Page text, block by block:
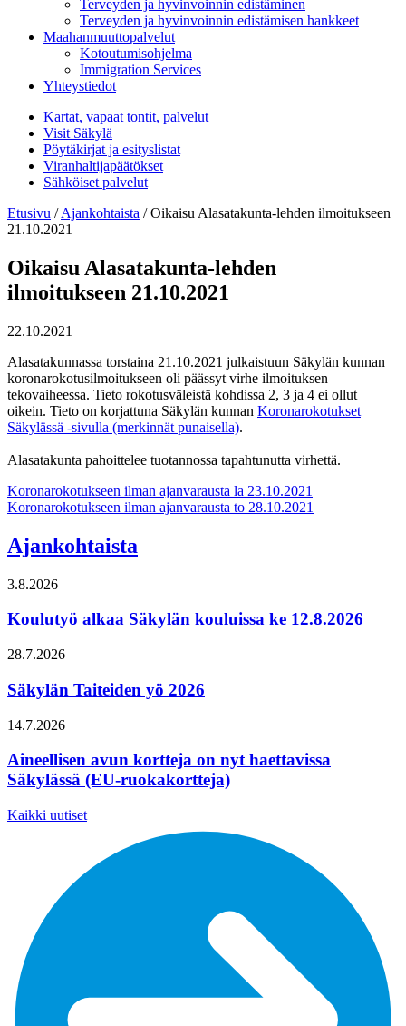
Terveyden ja hyvinvoinnin edistäminen
Terveyden ja hyvinvoinnin edistämisen hankkeet
Maahanmuuttopalvelut
Kotoutumisohjelma
Immigration Services
Yhteystiedot
Kartat, vapaat tontit, palvelut
Visit Säkylä
Pöytäkirjat ja esityslistat
Viranhaltijapäätökset
Sähköiset palvelut
Etusivu /Ajankohtaista /Oikaisu Alasatakunta-lehden ilmoitukseen
21.10.2021
Oikaisu Alasatakunta-lehden
ilmoitukseen 21.10.2021
22.10.2021
Alasatakunnassa torstaina 21.10.2021 julkaistuun Säkylän kunnan
koronarokotusilmoitukseen oli päässyt virhe ilmoituksen
tekovaiheessa. Tieto rokotusväleistä kohdissa 2, 3 ja 4 ei ollut
oikein. Tieto on korjattuna Säkylän kunnan Koronarokotukset
Säkylässä -sivulla (merkinnät punaisella).
Alasatakunta pahoittelee tuotannossa tapahtunutta virhettä.
Artikkelien
selaus
Koronarokotukseen ilman ajanvarausta la 23.10.2021
Koronarokotukseen ilman ajanvarausta to 28.10.2021
Ajankohtaista
3.8.2026
Koulutyö alkaa Säkylän kouluissa ke 12.8.2026
28.7.2026
Säkylän Taiteiden yö 2026
14.7.2026
Aineellisen avun kortteja on nyt haettavissa
Säkylässä (EU-ruokakortteja)
Kaikki uutiset